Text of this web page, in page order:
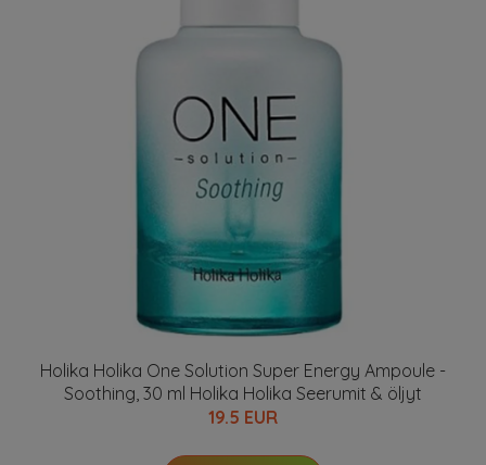
Holika Holika One Solution Super Energy Ampoule -
Soothing, 30 ml Holika Holika Seerumit & öljyt
19.5 EUR